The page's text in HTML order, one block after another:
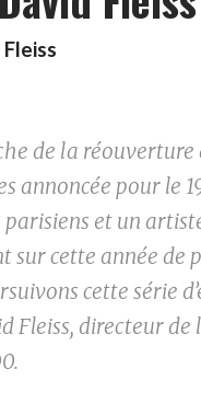
de la réouverture
annoncée pour le
parisiens et un
sur cette année de
cette série
Fleiss, directeur de